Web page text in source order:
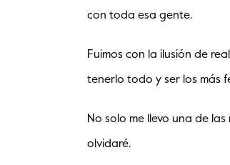
con toda esa gente.
Fuimos con la ilusión de
tenerlo todo y ser los más
No solo me llevo una de
olvidaré.